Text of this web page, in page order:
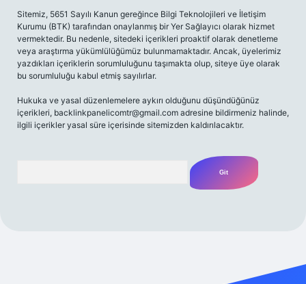
Sitemiz, 5651 Sayılı Kanun gereğince Bilgi Teknolojileri ve İletişim
Kurumu (BTK) tarafından onaylanmış bir Yer Sağlayıcı olarak hizmet
vermektedir. Bu nedenle, sitedeki içerikleri proaktif olarak denetleme
veya araştırma yükümlülüğümüz bulunmamaktadır. Ancak, üyelerimiz
yazdıkları içeriklerin sorumluluğunu taşımakta olup, siteye üye olarak
bu sorumluluğu kabul etmiş sayılırlar.
Hukuka ve yasal düzenlemelere aykırı olduğunu düşündüğünüz
içerikleri, backlinkpanelicomtr@gmail.com adresine bildirmeniz halinde,
ilgili içerikler yasal süre içerisinde sitemizden kaldırılacaktır.